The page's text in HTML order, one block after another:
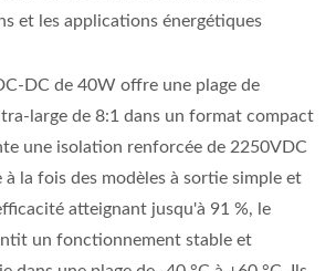
et les applications énergétiques
DC de 40W offre une plage de
large de 8:1 dans un format compact
une isolation renforcée de 2250VDC
à la fois des modèles à sortie simple et
atteignant jusqu'à 91 %, le
un fonctionnement stable et